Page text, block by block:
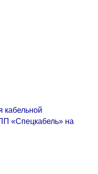
кабельной
«Спецкабель» на